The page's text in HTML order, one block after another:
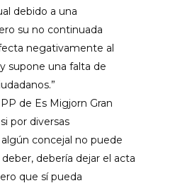
debido a una
su no continuada
negativamente al
supone una falta de
de Es Migjorn Gran
por diversas
concejal no puede
debería dejar el acta
que sí pueda